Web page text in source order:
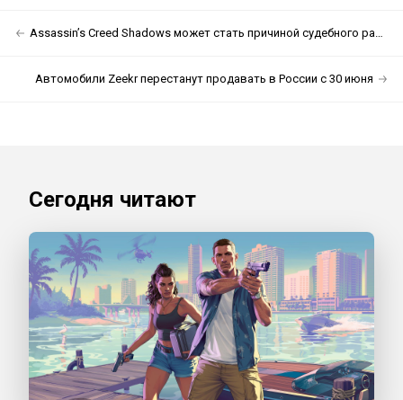
Assassin’s Creed Shadows может стать причиной судебного разбирательства в Японии
Автомобили Zeekr перестанут продавать в России с 30 июня
Сегодня читают